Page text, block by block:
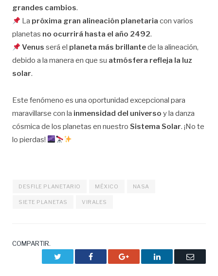
grandes cambios.
La próxima gran alineación planetaria con varios
planetas no ocurrirá hasta el año 2492.
Venus será el planeta más brillantede la alineación,
debido a la manera en que su atmósfera refleja la luz
solar.
Este fenómeno es una oportunidad excepcional para
maravillarse con la inmensidad del universo y la danza
cósmica de los planetas en nuestro Sistema Solar. ¡No te
lo pierdas!
DESFILE PLANETARIO MÉXICO NASA
SIETE PLANETAS VIRALES
COMPARTIR.
Facebook Google+ LinkedIn
Correo